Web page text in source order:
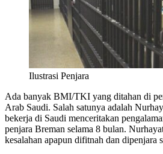
Ilustrasi Penjara
Ada banyak BMI/TKI yang ditahan di
Arab Saudi. Salah satunya adalah
bekerja di Saudi menceritakan
penjara Breman selama 8 bulan.
kesalahan apapun difitnah dan dipenjara